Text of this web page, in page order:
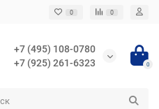
0 0
+7 (495) 108-0780
+7 (925) 261-6323
0